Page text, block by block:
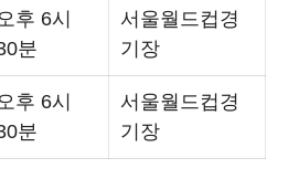
후 6시
분
서울월드컵경
기장
후 6시
분
서울월드컵경
기장